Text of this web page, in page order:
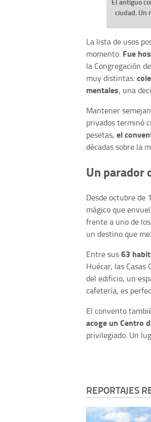
ciudad. Un
La lista de usos
momento. Fue
la Congregación
muy distintas:
mentales, una
Mantener
privados terminó
pesetas, el
décadas sobre la
Un parador
Desde octubre de
mágico que
frente a uno de
un destino que
Entre sus63
Huécar, las Casas
del edificio, un
cafetería, es
El convento
acoge un Centro
privilegiado. Un
REPORTAJES